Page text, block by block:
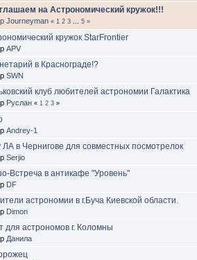
на Астрономический кружок!!!
Journeyman « 1 2 3 5 »
кружок StarFrontier
APV
в Краснограде!?
SWN
клуб любителей астрономии Галактика
Руслан « 1 2 3 »
Andrey-1
в Чернигове для совместных посмотрелок
Serjio
Встреча в антикафе "Уровень"
DF
астрономии в г.Буча Киевской области.
Dimon
для астрономов г. Коломны
Данила